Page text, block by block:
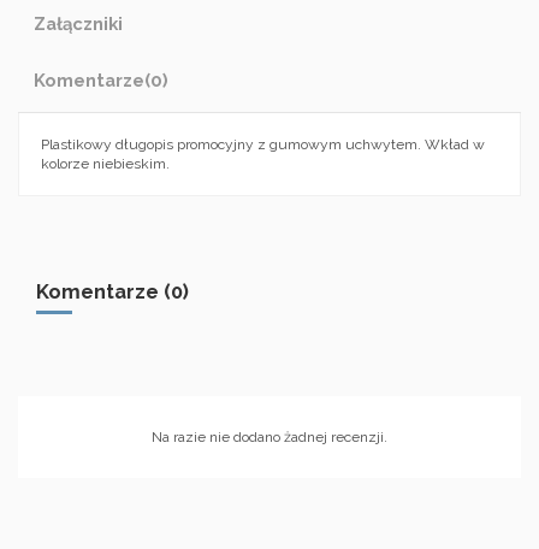
Załączniki
Komentarze(0)
Plastikowy długopis promocyjny z gumowym uchwytem. Wkład w
kolorze niebieskim.
Komentarze (0)
Na razie nie dodano żadnej recenzji.